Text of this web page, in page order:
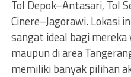
Tol Depok–Antasari, Tol
Cinere–Jagorawi. Lokasi
sangat ideal bagi mereka
maupun di area
memiliki banyak pilihan